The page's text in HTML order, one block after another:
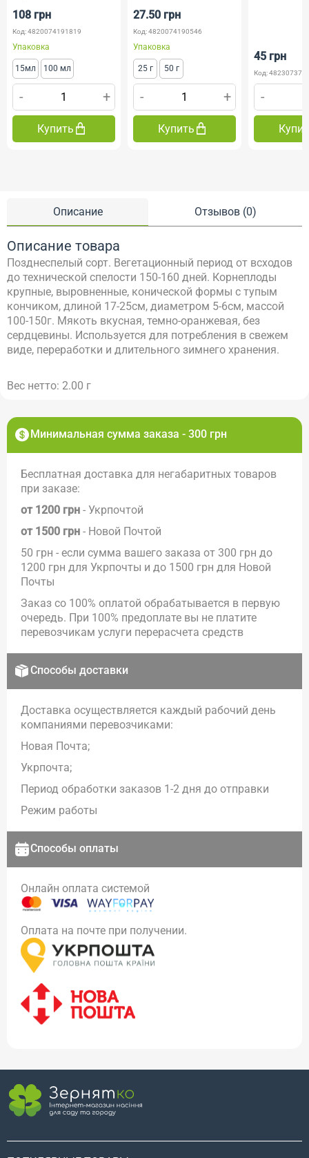
Минимальная сумма заказа - 300 грн
Бесплатная доставка для негабаритных товаров
при заказе:
от 1200 грн - Укрпочтой
от 1500 грн - Новой Почтой
50 грн - если сумма вашего заказа от 300 грн до
1200 грн для Укрпочты и до 1500 грн для Новой
Почты
Заказ со 100% оплатой обрабатывается в первую
очередь. При 100% предоплате вы не платите
перевозчикам услуги перерасчета средств
Способы доставки
Доставка осуществляется каждый рабочий день
компаниями перевозчиками:
Новая Почта;
Укрпочта;
Период обработки заказов 1-2 дня до отправки
Режим работы
Способы оплаты
Онлайн оплата системой
Оплата на почте при получении.
Описание Отзывов (0)
Описание товара
Позднеспелый сорт. Вегетационный период от всходов
до технической спелости 150-160 дней. Корнеплоды
крупные, выровненные, конической формы с тупым
кончиком, длиной 17-25см, диаметром 5-6см, массой
100-150г. Мякоть вкусная, темно-оранжевая, без
сердцевины. Используется для потребления в свежем
виде, переработки и длительного зимнего хранения.
Вес нетто: 2.00 г
108 грн
Код: 4820074191819
Упаковка
15мл 100 мл
- +
Купить
27.50 грн
Код: 4820074190546
Упаковка
25 г 50 г
- +
Купить
45 грн
Код:
-